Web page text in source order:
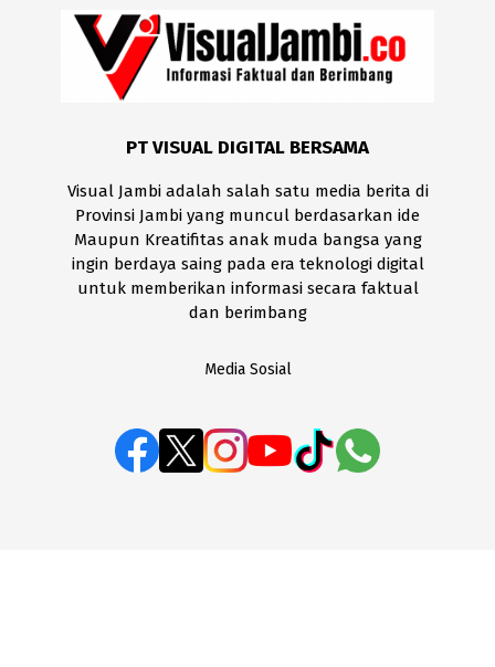
PT VISUAL DIGITAL BERSAMA
Visual Jambi adalah salah satu media berita di
Provinsi Jambi yang muncul berdasarkan ide
Maupun Kreatifitas anak muda bangsa yang
ingin berdaya saing pada era teknologi digital
untuk memberikan informasi secara faktual
dan berimbang
Media Sosial